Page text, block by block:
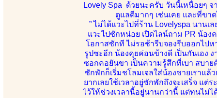
Lovely Spa ด้วยนะครับ วันนี้เหนื่อยๆ
ดูแลดีมากๆ เช่นเคย และที่ขา
” ไม่ได้แวะไปที่ร้าน Lovelyspa นาน
แวะไปซักหน่อย เปิดไลน์ถาม PR น้อ
โอกาสซักที ไม่รอช้ารีบจองรีบออกไปห
รูปซะอีก น้องคุยค่อนข้างดี เป็นกันเอง
ซอกคอยันขา เป็นความรู้สึกที่เบา สบา
ซักพักก็เริ่มชโลมเจลใส่น้องชายเราแล้
ยากเลยใช้เวลาอยู่ซักพักถึงจะเสร็จ แ
ไว้ให้ช่วงเวลานี้อยู่นานกว่านี้ แต่ทนไม่